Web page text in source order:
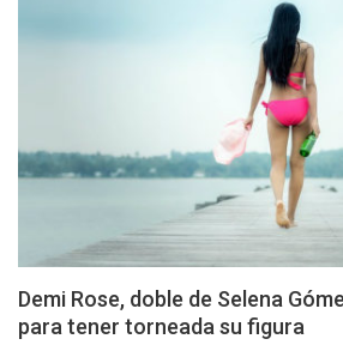
Demi Rose, doble de Selena
para tener torneada su figura